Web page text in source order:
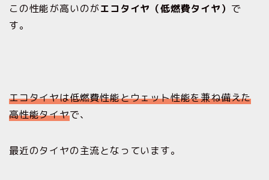
この性能が高いのがエコタイヤ（低燃費タイヤ） で
す。
エコタイヤは低燃費性能とウェット性能を兼ね備えた
高性能タイヤで、
最近のタイヤの主流となっています。